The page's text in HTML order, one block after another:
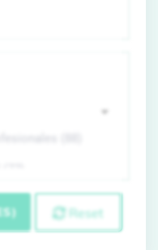
Reset